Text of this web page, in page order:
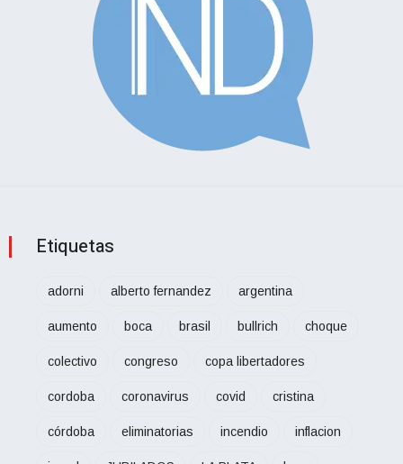
Etiquetas
adorni alberto fernandez argentina
aumento boca brasil bullrich choque
colectivo congreso copa libertadores
cordoba coronavirus covid cristina
córdoba eliminatorias incendio inflacion